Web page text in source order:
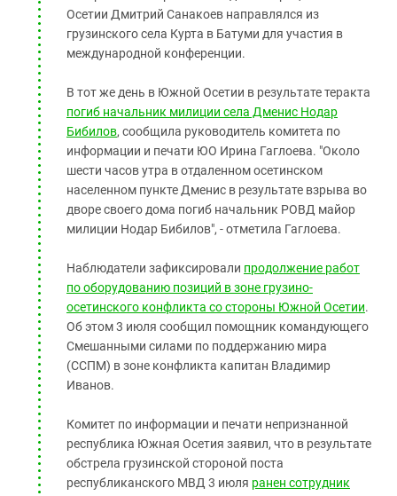
Осетии Дмитрий Санакоев направлялся из
грузинского села Курта в Батуми для участия в
международной конференции.
В тот же день в Южной Осетии в результате теракта
погиб начальник милиции села Дменис Нодар
Бибилов, сообщила руководитель комитета по
информации и печати ЮО Ирина Гаглоева. "Около
шести часов утра в отдаленном осетинском
населенном пункте Дменис в результате взрыва во
дворе своего дома погиб начальник РОВД майор
милиции Нодар Бибилов", - отметила Гаглоева.
Наблюдатели зафиксировали продолжение работ
по оборудованию позиций в зоне грузино-
осетинского конфликта со стороны Южной Осетии.
Об этом 3 июля сообщил помощник командующего
Смешанными силами по поддержанию мира
(ССПМ) в зоне конфликта капитан Владимир
Иванов.
Комитет по информации и печати непризнанной
республика Южная Осетия заявил, что в результате
обстрела грузинской стороной поста
республиканского МВД 3 июля ранен сотрудник